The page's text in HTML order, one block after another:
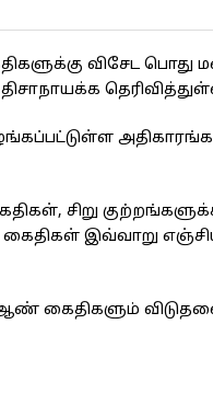
விசேட பொது
சிறு
கைதிகள் இவ்வாறு
கைதிகளும்